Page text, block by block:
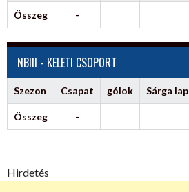
Összeg -
NBIII - KELETI CSOPORT
Szezon Csapat gólok Sárga lap
Összeg -
Hirdetés